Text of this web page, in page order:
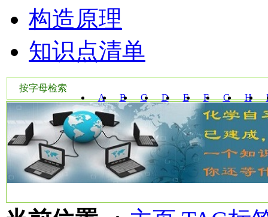
构造原理
知识点清单
按字母检索
A
B C D E F G H
W Y